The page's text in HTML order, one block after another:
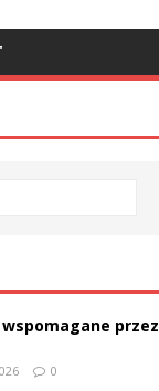
wspomagane przez
0